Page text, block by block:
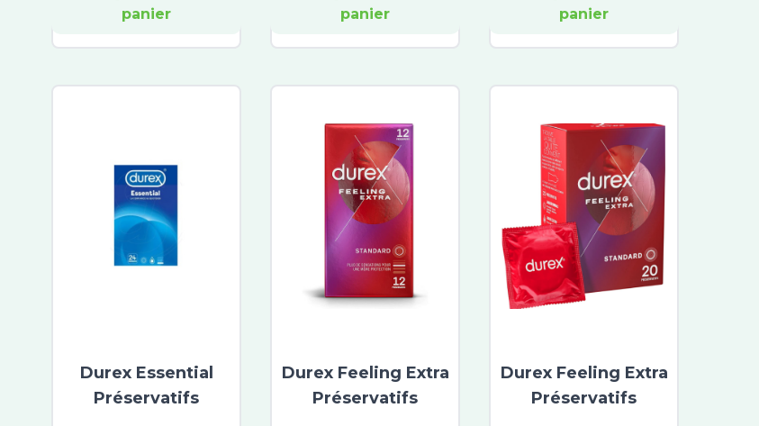
panier
panier
panier
Durex Essential
Préservatifs
Durex Feeling Extra
Préservatifs
Durex Feeling Extra
Préservatifs